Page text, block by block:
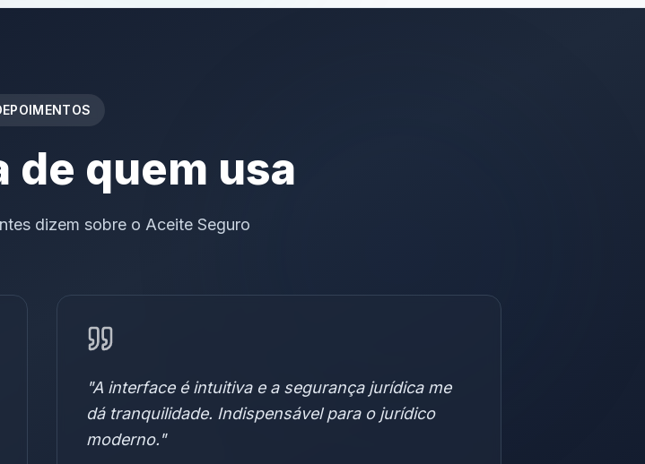
de quem usa
dizem sobre o Aceite Seguro
"A interface é intuitiva e a segurança jurídica me
dá tranquilidade. Indispensável para o jurídico
moderno."